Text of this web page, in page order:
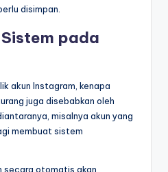
disimpan.
pada
akun Instagram, kenapa
juga disebabkan oleh
misalnya akun yang
membuat sistem
secara otomatis akan